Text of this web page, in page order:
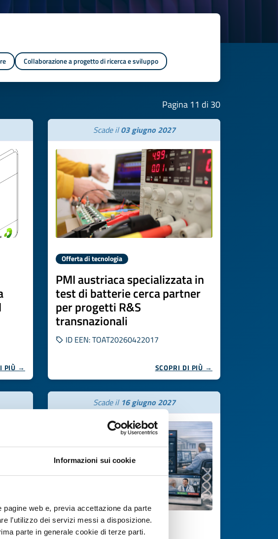
Informazioni sui cookie
web e, previa accettazione da parte
l’utilizzo dei servizi messi a disposizione.
parte in generale cookie di terze parti.
Collaborazione a progetto di ricerca e sviluppo
Pagina 11 di 30
PIÙ →
Scade il03 giugno 2027
Offerta di tecnologia
PMI austriaca specializzata in
test di batterie cerca partner
per progetti R&S
transnazionali
ID EEN: TOAT20260422017
SCOPRI DI PIÙ →
Scade il 16 giugno 2027
Offerta di tecnologia